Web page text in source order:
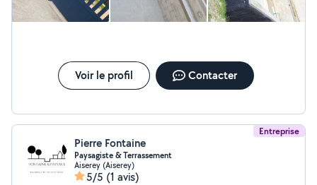
Voir le profil Contacter
Entreprise
Pierre Fontaine
Paysagiste & Terrassement
Aiserey (Aiserey)
5/5 (1 avis)